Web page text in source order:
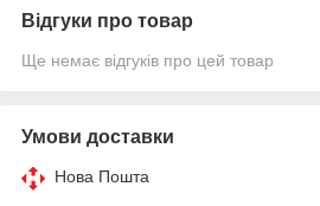
Відгуки про товар
Ще немає відгуків про цей товар
Умови доставки
Нова Пошта